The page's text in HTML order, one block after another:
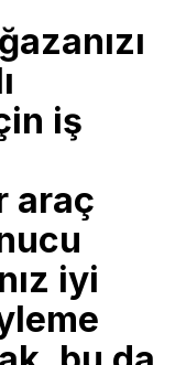
iş
araç
iyi